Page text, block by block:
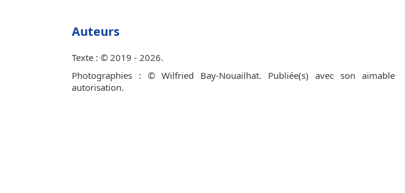
Auteurs
Texte : © 2019 - 2026.
Photographies : © Wilfried Bay-Nouailhat. Publiée(s) avec son aimable
autorisation.